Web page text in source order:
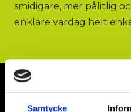
Samtycke
smidigare, mer pålitlig
enklare vardag helt